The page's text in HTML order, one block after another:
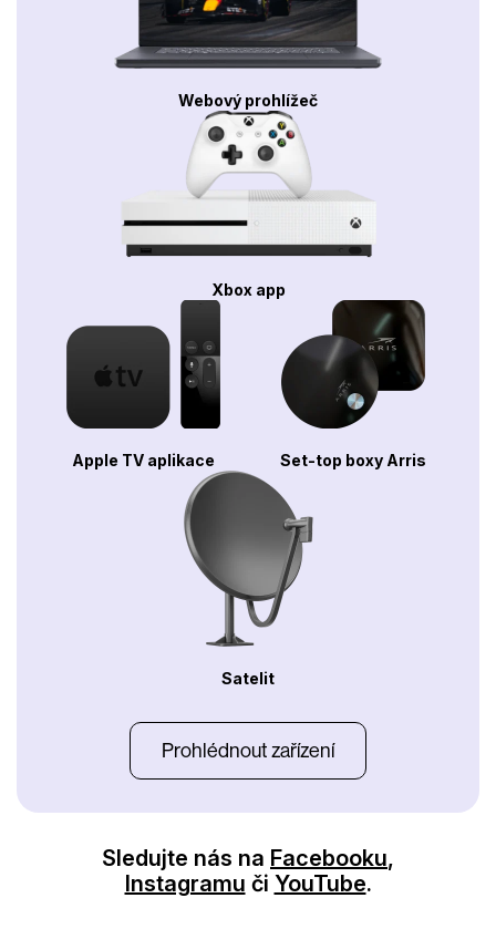
Webový prohlížeč
Xbox app
Apple TV aplikace Set-top boxy Arris
Satelit
Prohlédnout zařízení
Sledujte nás na Facebooku,
Instagramu či YouTube.